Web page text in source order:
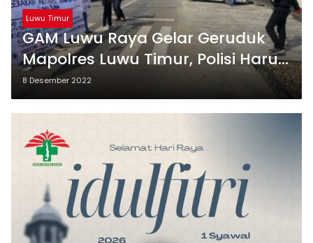
Luwu Timur
GAM Luwu Raya Gelar Geruduk
Mapolres Luwu Timur, Polisi Harus
Adil
8 Desember 2022